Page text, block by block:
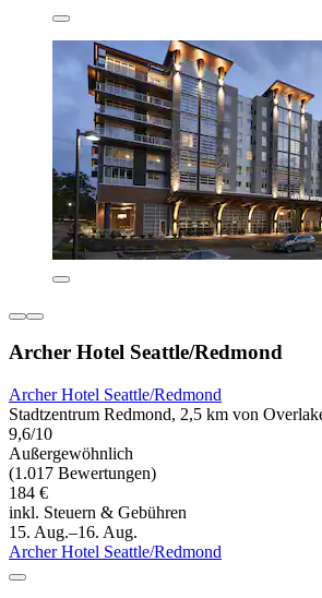
Archer Hotel Seattle/Redmond
Archer Hotel Seattle/Redmond
Stadtzentrum Redmond, 2,5 km von
9,6/10
Außergewöhnlich
(1.017 Bewertungen)
184 €
inkl. Steuern & Gebühren
15. Aug.–16. Aug.
Archer Hotel Seattle/Redmond